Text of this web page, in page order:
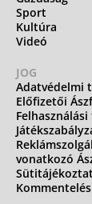
Sport
Kultúra
Videó
JOG
Adatvédelmi
Előfizetői Ászf
vonatkozó